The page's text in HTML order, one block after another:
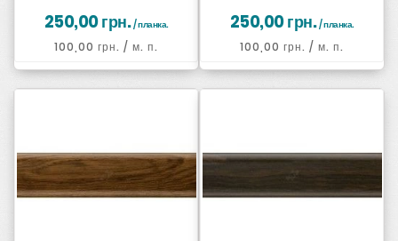
250,00 грн. / планка.
100,00 грн. / м. п.
250,00 грн. / планка.
100,00 грн. / м. п.